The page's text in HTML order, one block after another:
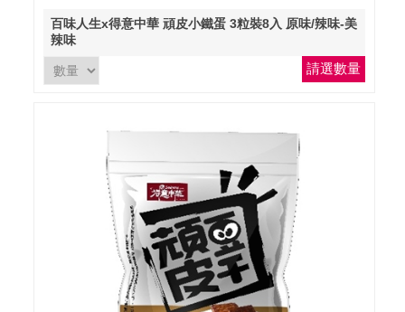
百味人生x得意中華 頑皮小鐵蛋 3粒裝8入 原味/辣味-美
辣味
請選數量